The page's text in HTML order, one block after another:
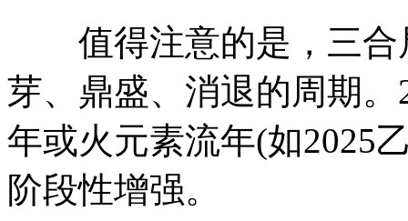
值得注意的是，三合
芽、鼎盛、消退的周期
年或火元素流年(如2025
阶段性增强。